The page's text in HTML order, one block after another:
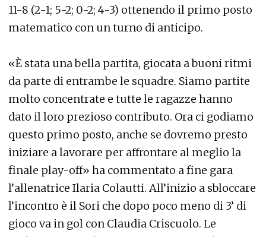
11-8 (2-1; 5-2; 0-2; 4-3) ottenendo il primo posto
matematico con un turno di anticipo.
«È stata una bella partita, giocata a buoni ritmi
da parte di entrambe le squadre. Siamo partite
molto concentrate e tutte le ragazze hanno
dato il loro prezioso contributo. Ora ci godiamo
questo primo posto, anche se dovremo presto
iniziare a lavorare per affrontare al meglio la
finale play-off» ha commentato a fine gara
l’allenatrice Ilaria Colautti. All’inizio a sbloccare
l’incontro è il Sori che dopo poco meno di 3’ di
gioco va in gol con Claudia Criscuolo. Le